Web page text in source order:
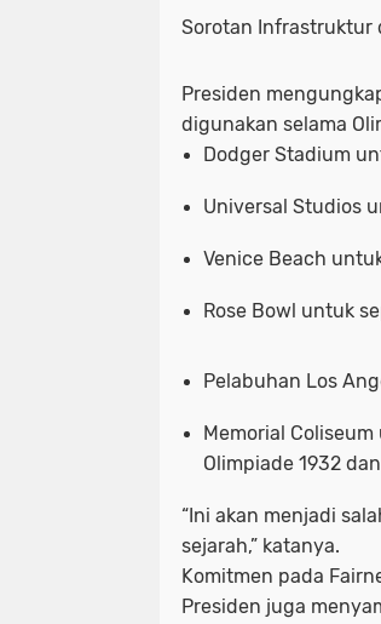
Sorotan Infrastruktur
Presiden
digunakan selama
Dodger Stadium
Universal Studios
Venice Beach
Rose Bowl untuk
Pelabuhan Los
Memorial Coliseum
Olimpiade 1932
“Ini akan menjadi
sejarah,” katanya.
Komitmen pada
Presiden juga